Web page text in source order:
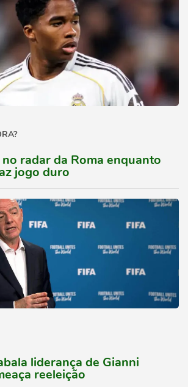
radar da Roma enquanto
jogo duro
liderança de Gianni
reeleição